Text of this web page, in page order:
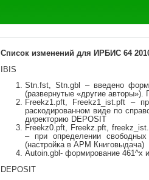
Список изменений для ИРБИС 64
IBIS
Stn.fst, Stn.gbl – введено
(развернутые «другие
Freekz1.pft, Freekz1_ist.pft –
раскодированном виде по
директорию DEPOSIT
Freekz0.pft, Freekz.pft,
– при определении
(настройка в АРМ Книговыдача)
Autoin.gbl- формирование 461^x
DEPOSIT